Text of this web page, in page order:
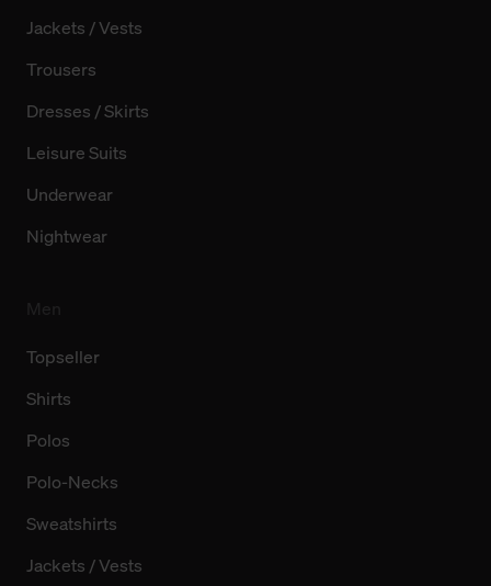
Jackets / Vests
Trousers
Dresses / Skirts
Leisure Suits
Underwear
Nightwear
Topseller
Shirts
Polos
Polo-Necks
Sweatshirts
Jackets / Vests